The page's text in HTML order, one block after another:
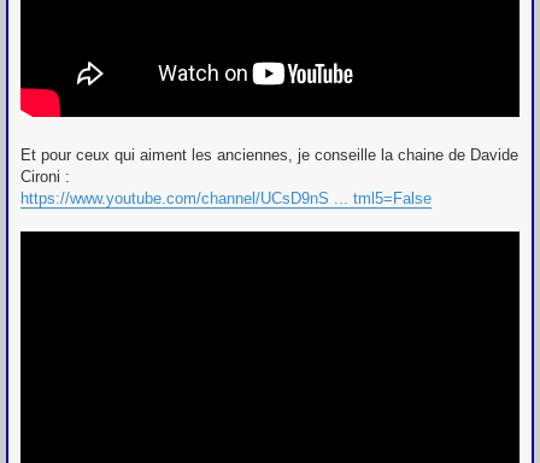
Et pour ceux qui aiment les anciennes, je conseille la chaine de Davide
Cironi :
https://www.youtube.com/channel/UCsD9nS ... tml5=False